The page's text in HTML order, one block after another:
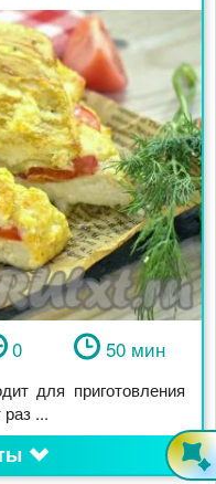
0 50 мин
для приготовления
...